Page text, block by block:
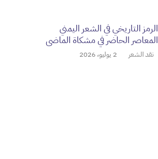
الرمز التاريخي في الشعر اليمني
المعاصر الحاضر في مشكاة الماضي
نقد الشعر 2 يوليو، 2026